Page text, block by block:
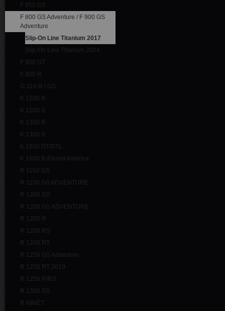
F 850 GS
F 800 GS Adventure / F 900 GS
Adventure
Slip-On Line Titanium 2017
Slip-On Line Titanium 2024
F 800 GT
F 800 R
G 310 R / GS
K 1200 R
K 1200 S
K 1300 R
K 1300 S
K 1600 GT/GTL
K 1600 B /Grand America
R 1150 GS
R 1150 GS ADVENTURE
R 1200 GS
R 1200 GS ADVENTURE
R 1200 R
R 1200 RS
R 1200 RT
R 1250 GS Adventure
R 1250 RT 2019
R 1250 R/RS
R 1300 GS
R NINET